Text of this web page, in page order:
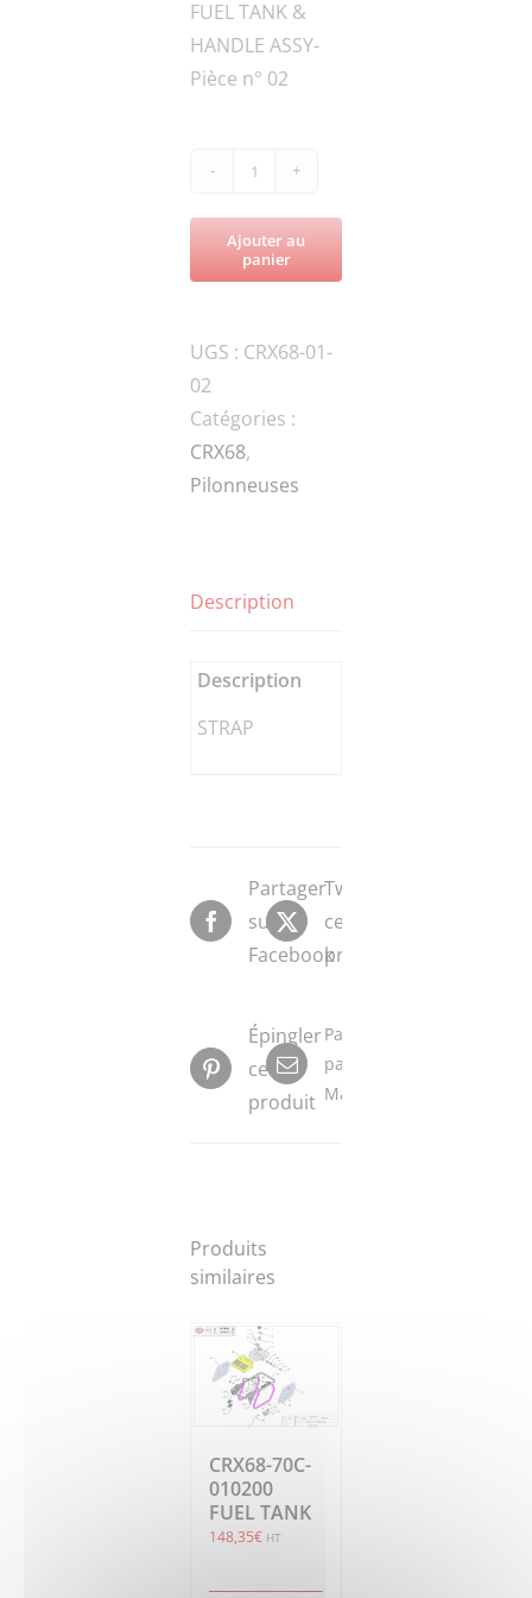
FUEL TANK &
HANDLE ASSY-
Pièce n° 02
quantité
de
CRX68-
70B-
STRAP
Ajouter au
panier
UGS : CRX68-01-
02
Catégories :
CRX68,
Pilonneuses
Description
Description
STRAP
Partager
sur
Facebook
Tweeter
ce
produit
Épingler
ce
produit
Partager
par
Mail
Produits
similaires
CRX68-70C-
010200
FUEL TANK
148,35€ HT